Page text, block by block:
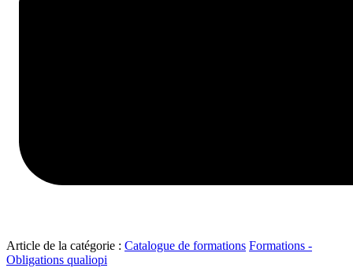
Article de la catégorie : Catalogue de formations Formations -
Obligations qualiopi